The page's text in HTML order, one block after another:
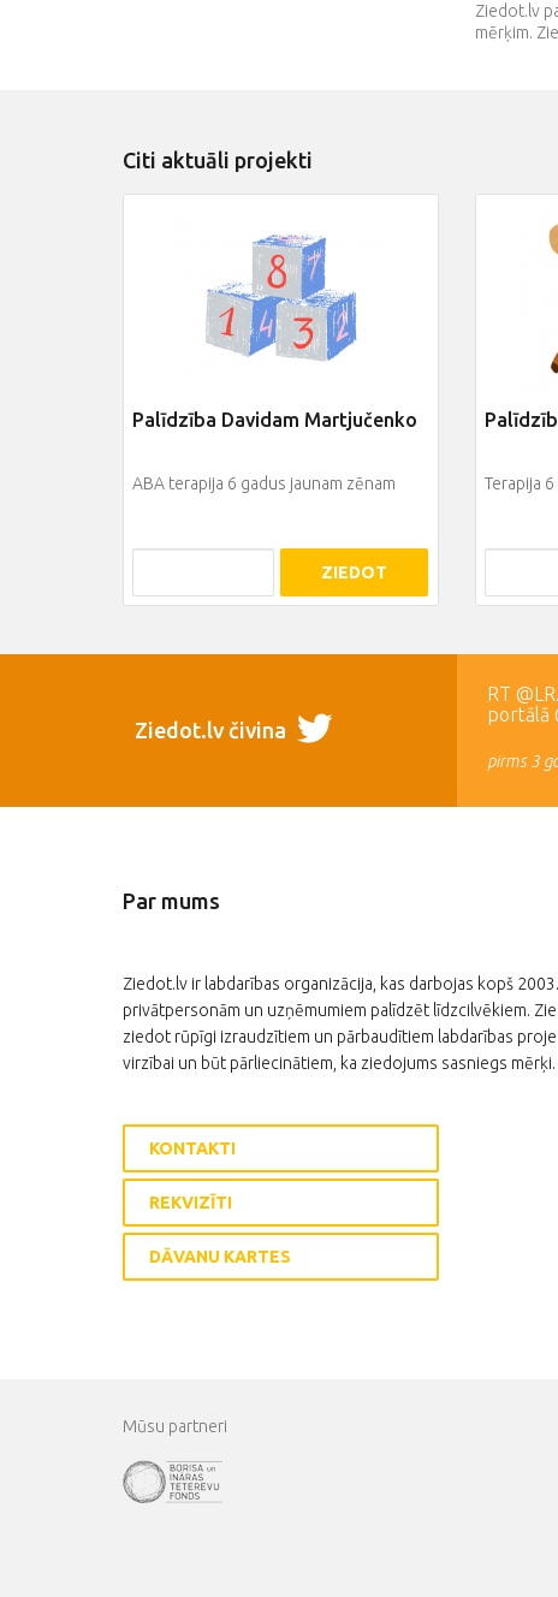
Ziedot.lv
mērķim.
Citi aktuāli projekti
Palīdzība Davidam Martjučenko
ABA terapija 6 gadus jaunam zēnam
ZIEDOT
Terapija
Ziedot.lv čivina
RT
portālā
pirms 3
Par mums
Ziedot.lv ir labdarības organizācija, kas darbojas kopš
privātpersonām un uzņēmumiem palīdzēt līdzcilvēkiem.
ziedot rūpīgi izraudzītiem un pārbaudītiem labdarības
virzībai un būt pārliecinātiem, ka ziedojums sasniegs mērķi.
KONTAKTI
REKVIZĪTI
DĀVANU KARTES
Mūsu partneri